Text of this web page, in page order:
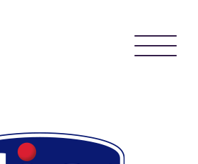
Toggle